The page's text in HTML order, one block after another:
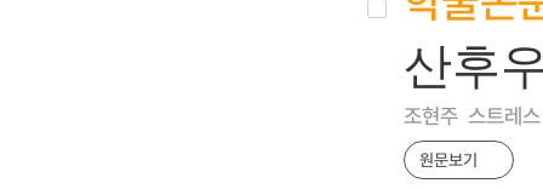
산후
조현주 스트레
원문보기